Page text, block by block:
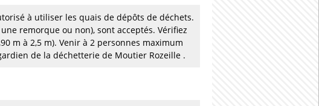
à utiliser les quais de dépôts de déchets.
remorque ou non), sont acceptés. Vérifiez
m à 2,5 m). Venir à 2 personnes maximum
de la déchetterie de Moutier Rozeille .